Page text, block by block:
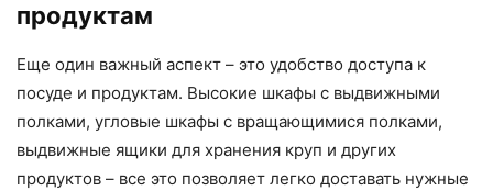
продуктам
Еще один важный аспект – это удобство доступа к
посуде и продуктам. Высокие шкафы с выдвижными
полками, угловые шкафы с вращающимися полками,
выдвижные ящики для хранения круп и других
продуктов – все это позволяет легко доставать нужные